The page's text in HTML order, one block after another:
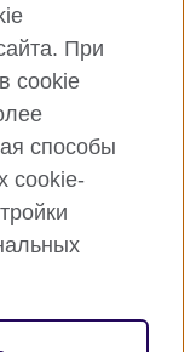
При
cookie
способы
cookie-